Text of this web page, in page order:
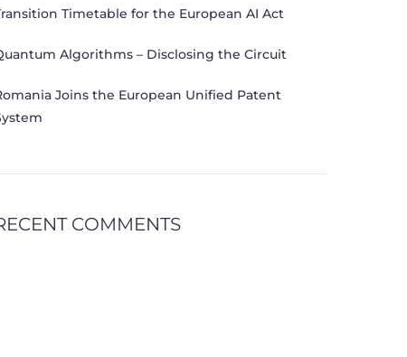
Timetable for the European AI Act
Algorithms – Disclosing the Circuit
Joins the European Unified Patent
COMMENTS